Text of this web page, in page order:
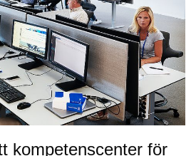
kompetenscenter för